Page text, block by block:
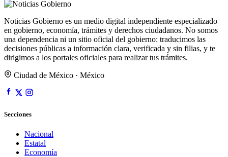
Noticias Gobierno es un medio digital independiente especializado
en gobierno, economía, trámites y derechos ciudadanos. No somos
una dependencia ni un sitio oficial del gobierno: traducimos las
decisiones públicas a información clara, verificada y sin filias, y te
dirigimos a los portales oficiales para realizar tus trámites.
Ciudad de México · México
Secciones
Nacional
Estatal
Economía